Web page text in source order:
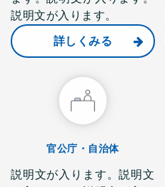
説明文が入ります。
詳しくみる
官公庁・自治体
説明文が入ります。説明文